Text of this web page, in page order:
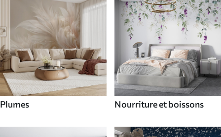
Plumes Nourriture et boissons